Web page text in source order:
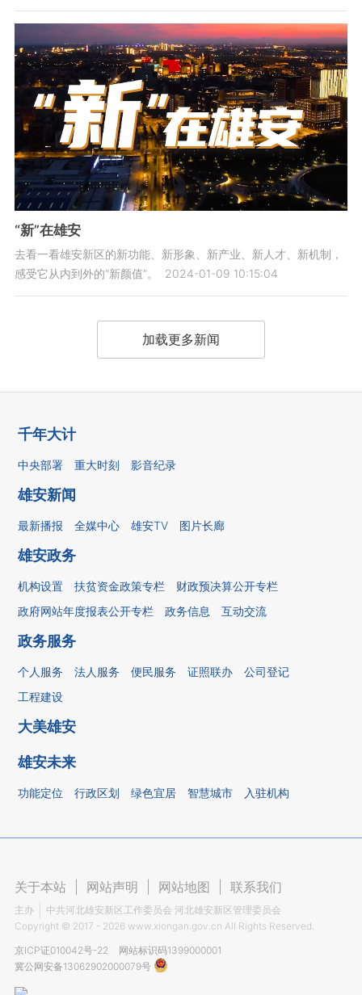
“新”在雄安
去看一看雄安新区的新功能、新形象、新产业、新人才、新机制，
感受它从内到外的“新颜值”。
2024-01-09 10:15:04
加载更多新闻
千年大计
中央部署 重大时刻 影音纪录
雄安新闻
最新播报 全媒中心 雄安TV 图片长廊
雄安政务
机构设置 扶贫资金政策专栏
财政预决算公开专栏
政府网站年度报表公开专栏
政务信息 互动交流
政务服务
个人服务 法人服务 便民服务 证照联办
公司登记
工程建设
大美雄安
雄安未来
功能定位 行政区划 绿色宜居 智慧城市 入驻机构
关于本站 网站声明 网站地图 联系我们
主办
中共河北雄安新区工作委员会 河北雄安新区管理委员会
Copyright © 2017 - 2026 www.xiongan.gov.cn All Rights Reserved.
京ICP证010042号-22
网站标识码1399000001
冀公网安备13062902000079号